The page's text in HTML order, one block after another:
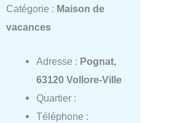
Catégorie : Maison de
vacances
Adresse : Pognat,
63120 Vollore-Ville
Quartier :
Téléphone :